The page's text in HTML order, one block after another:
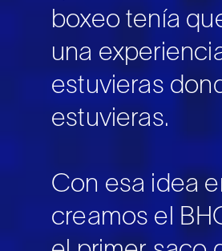
boxeo tenía
una
estuvieras
estuvieras.
Con esa idea
creamos el